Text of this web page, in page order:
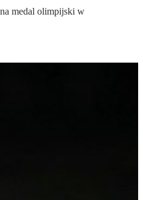
medal olimpijski w